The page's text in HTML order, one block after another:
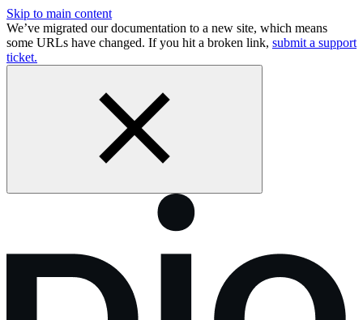
Skip to main content
We’ve migrated our documentation to a new site, which means
some URLs have changed. If you hit a broken link, submit a support
ticket.